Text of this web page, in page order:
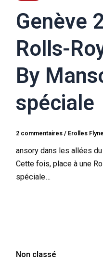
Genève
Rolls-
By
spéciale
2 commentaires / Erolles
ansory dans les allées
Cette fois, place à une
spéciale…
Non classé